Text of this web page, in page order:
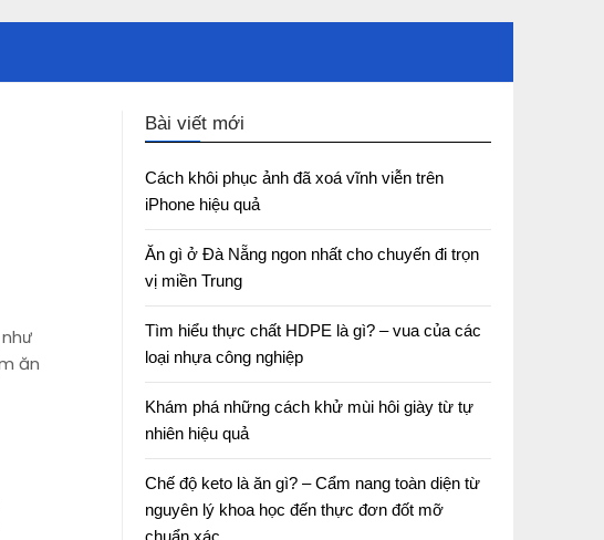
ăn
Bài viết mới
Cách khôi phục ảnh đã xoá vĩnh viễn trên
iPhone hiệu quả
Ăn gì ở Đà Nẵng ngon nhất cho chuyến đi trọn
vị miền Trung
Tìm hiểu thực chất HDPE là gì? – vua của các
loại nhựa công nghiệp
Khám phá những cách khử mùi hôi giày từ tự
nhiên hiệu quả
Chế độ keto là ăn gì? – Cẩm nang toàn diện từ
nguyên lý khoa học đến thực đơn đốt mỡ
chuẩn xác